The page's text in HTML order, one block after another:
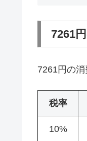
7261
7261円の
税率
10%